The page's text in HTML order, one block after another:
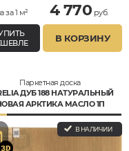
за 1 м² 4 770 руб.
В КОРЗИНУ
Паркетная доска
ДУБ 188 НАТУРАЛЬНЫЙ
АРКТИКА МАСЛО 1П
В НАЛИЧИИ